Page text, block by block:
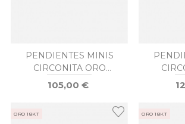
PENDIENTES MINIS
CIRCONITA ORO
BLANCO
105,00 €
ORO 18KT ORO 18KT